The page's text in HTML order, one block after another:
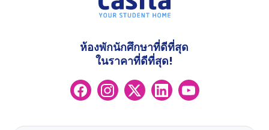
ห้องพักนักศึกษาที่ดีที่สุด
ในราคาที่ดีที่สุด!